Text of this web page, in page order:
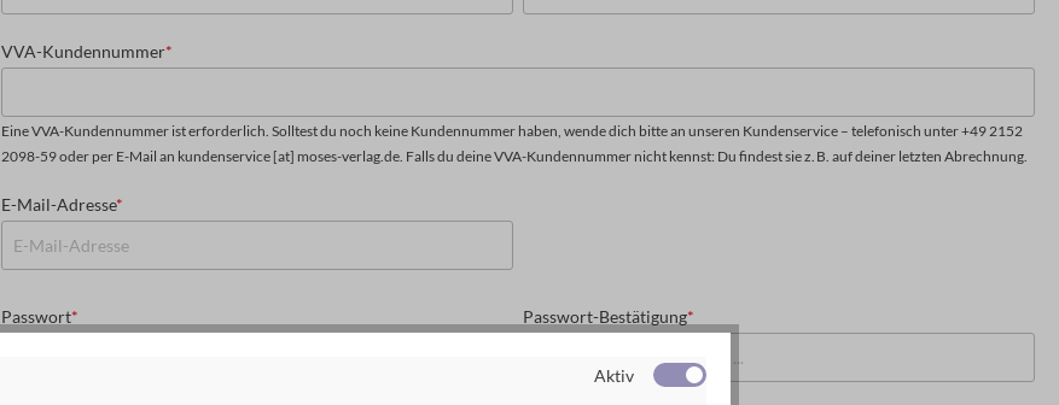
VVA-Kundennummer*
Eine VVA-Kundennummer ist erforderlich. Solltest du noch keine Kundennummer haben, wende dich bitte an unseren Kundenservice – telefonisch unter +49 2152
2098-59 oder per E-Mail an kundenservice [at] moses-verlag.de. Falls du deine VVA-Kundennummer nicht kennst: Du findest sie z. B. auf deiner letzten Abrechnung.
E-Mail-Adresse*
Passwort* Passwort-Bestätigung*
Aktiv